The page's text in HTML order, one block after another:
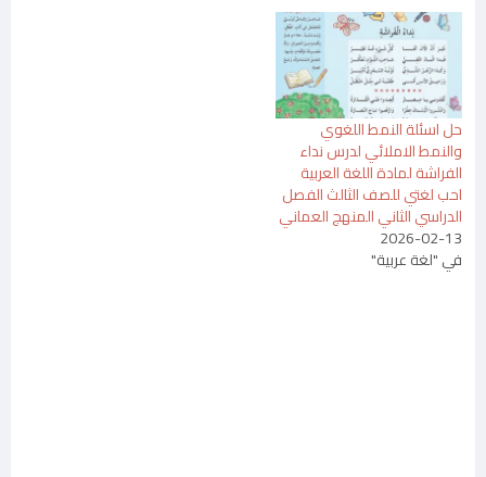
حل اسئلة النمط اللغوي
والنمط الاملائي لدرس نداء
الفراشة لمادة اللغة العربية
احب لغتي للصف الثالث الفصل
الدراسي الثاني المنهج العماني
2026-02-13
في "لغة عربية"